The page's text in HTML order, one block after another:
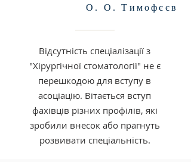
О. О. Тимофєєв
Відсутність спеціалізації з
"Хірургічної стоматології" не є
перешкодою для вступу в
асоціацію. Вітається вступ
фахівців різних профілів, які
зробили внесок або прагнуть
розвивати спеціальність.